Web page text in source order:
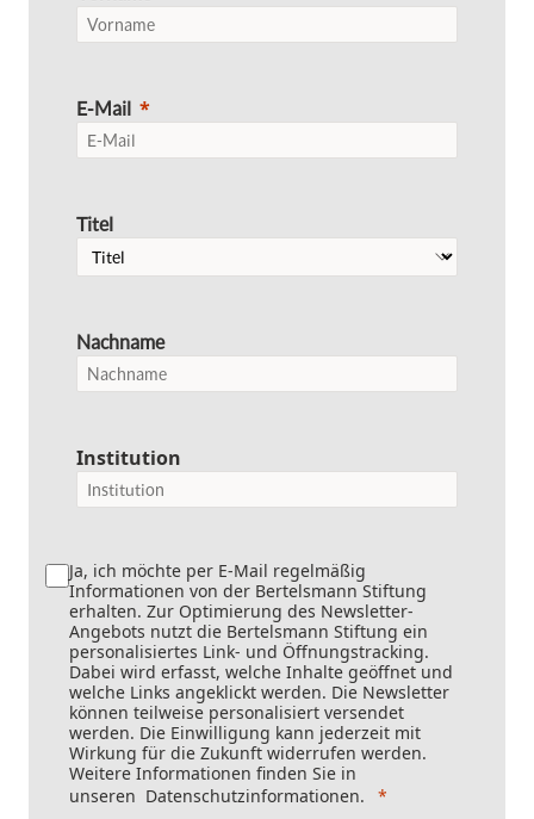
E-Mail
Titel
Nachname
Institution
Ja, ich möchte per E-Mail regelmäßig
Informationen von der Bertelsmann Stiftung
erhalten. Zur Optimierung des Newsletter-
Angebots nutzt die Bertelsmann Stiftung ein
personalisiertes Link- und Öffnungstracking.
Dabei wird erfasst, welche Inhalte geöffnet und
welche Links angeklickt werden. Die Newsletter
können teilweise personalisiert versendet
werden. Die Einwilligung kann jederzeit mit
Wirkung für die Zukunft widerrufen werden.
Weitere Informationen finden Sie in
unseren Datenschutzinformationen.